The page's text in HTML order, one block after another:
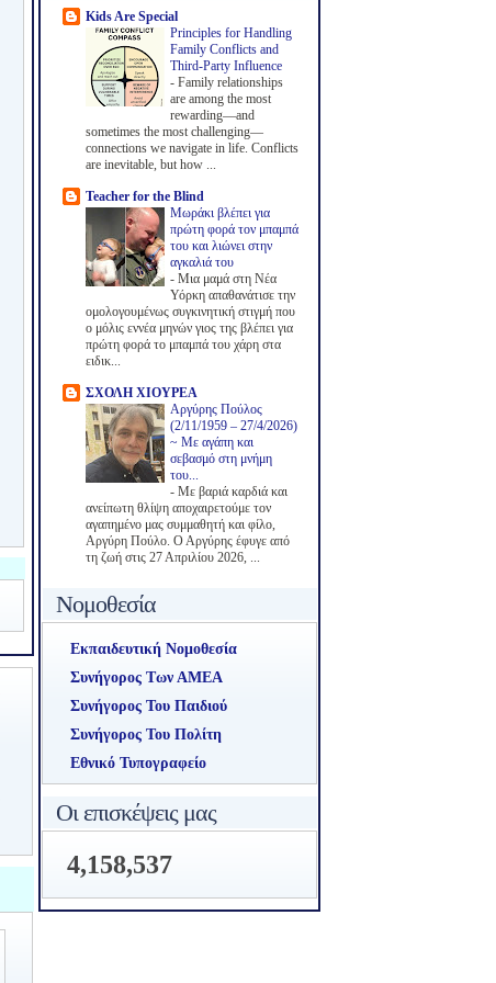
Kids Are Special
Principles for Handling
Family Conflicts and
Third-Party Influence
- Family relationships
are among the most
rewarding—and
sometimes the most challenging—
connections we navigate in life. Conflicts
are inevitable, but how ...
Teacher for the Blind
Μωράκι βλέπει για
πρώτη φορά τον μπαμπά
του και λιώνει στην
αγκαλιά του
- Μια μαμά στη Νέα
Υόρκη απαθανάτισε την
ομολογουμένως συγκινητική στιγμή που
ο μόλις εννέα μηνών γιος της βλέπει για
πρώτη φορά το μπαμπά του χάρη στα
ειδικ...
ΣΧΟΛΗ ΧΙΟΥΡΕΑ
Αργύρης Πούλος
(2/11/1959 – 27/4/2026)
~ Με αγάπη και
σεβασμό στη μνήμη
του...
- Με βαριά καρδιά και
ανείπωτη θλίψη αποχαιρετούμε τον
αγαπημένο μας συμμαθητή και φίλο,
Αργύρη Πούλο. Ο Αργύρης έφυγε από
τη ζωή στις 27 Απριλίου 2026, ...
Νομοθεσία
Εκπαιδευτική Νομοθεσία
Συνήγορος Των ΑΜΕΑ
Συνήγορος Του Παιδιού
Συνήγορος Του Πολίτη
Εθνικό Τυπογραφείο
Οι επισκέψεις μας
4,158,537